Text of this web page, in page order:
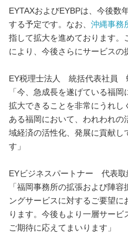
EYTAXおよびEYBPは、今後数
する予定です。なお、 沖縄事務
指して拡大を進めております
により、今後さらにサービスの
EY税理士法人 統括代表社員
「今、急成長を遂げている福
拡大できることを非常にうれし
ある福岡において、われわれの
域経済の活性化、発展に貢献し
す」
EYビジネスパートナー 代表
「福岡事務所の拡張および陣
ングサービスに対するご要望
ります。今後もより一層サー
ご期待に応えてまいります」